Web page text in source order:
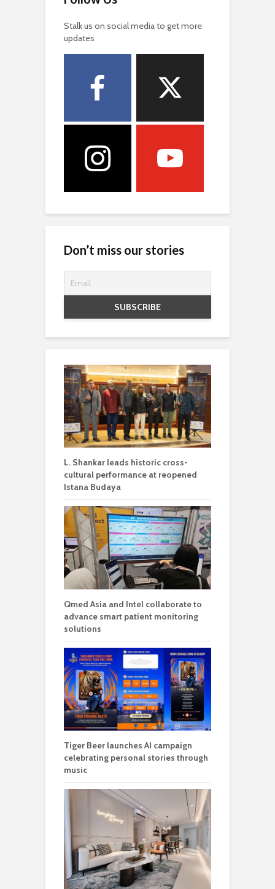
Stalk us on social media to get more
updates
Don’t miss our stories
L. Shankar leads historic cross-
cultural performance at reopened
Istana Budaya
Qmed Asia and Intel collaborate to
advance smart patient monitoring
solutions
Tiger Beer launches AI campaign
celebrating personal stories through
music